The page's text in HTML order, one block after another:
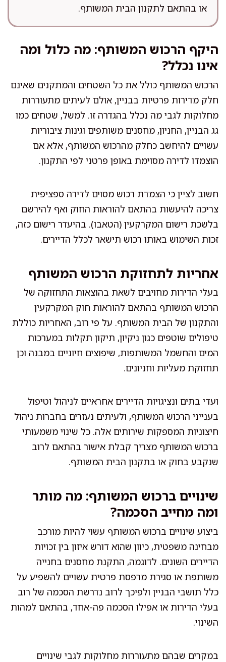
או בהתאם לתקנון הבית המשותף.
היקף הרכוש המשותף: מה כלול ומה
אינו נכלל?
הרכוש המשותף כולל את כל השטחים והמתקנים שאינם
חלק מדירות פרטיות בבניין, אולם לעיתים מתעוררות
מחלוקות לגבי מה נכלל בהגדרה זו. למשל, שטחים כמו
גג הבניין, החניון, מחסנים משותפים וגינות ציבוריות
עשויים להיחשב כחלק מהרכוש המשותף, אלא אם
הוצמדו לדירה מסוימת באופן פרטני לפי התקנון.
חשוב לציין כי הצמדת רכוש מסוים לדירה ספציפית
צריכה להיעשות בהתאם להוראות החוק ואף להירשם
בלשכת רישום המקרקעין (הטאבו). בהיעדר רישום כזה,
זכות השימוש באותו רכוש תישאר לכלל הדיירים.
אחריות לתחזוקת הרכוש המשותף
בעלי הדירות מחויבים לשאת בהוצאות התחזוקה של
הרכוש המשותף בהתאם להוראות חוק המקרקעין
והתקנון של הבית המשותף. על פי רוב, האחריות כוללת
טיפולים שוטפים כגון ניקיון, תיקון תקלות במערכות
המים והחשמל המשותפות, שיפוצים חיוניים במבנה וכן
תחזוקת מעליות וחניונים.
ועדי בתים ונציגויות הדיירים אחראיים לניהול וטיפול
בענייני הרכוש המשותף, ולעיתים נעזרים בחברות ניהול
חיצוניות המספקות שירותים אלה. כל שינוי משמעותי
ברכוש המשותף מצריך קבלת אישור בהתאם לרוב
שנקבע בחוק או בתקנון הבית המשותף.
שינויים ברכוש המשותף: מה מותר
ומה מחייב הסכמה?
ביצוע שינויים ברכוש המשותף עשוי להיות מורכב
מבחינה משפטית, כיוון שהוא דורש איזון בין זכויות
הדיירים השונים. לדוגמה, התקנת מחסנים בחנייה
משותפת או סגירת מרפסת פרטית עשויים להשפיע על
כלל תושבי הבניין ולפיכך לרוב נדרשת הסכמה של רוב
בעלי הדירות או אפילו הסכמה פה-אחד, בהתאם למהות
השינוי.
במקרים שבהם מתעוררות מחלוקות לגבי שינויים